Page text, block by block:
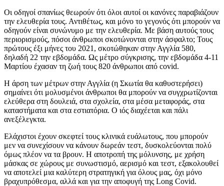
Οι οδηγοί σπανίως θεωρούν ότι όλοι αυτοί οι κανόνες παραβιάζουν
την ελευθερία τους. Αντιθέτως, και μόνο το γεγονός ότι μπορούν να
οδηγούν είναι συνώνυμο με την ελευθερία. Με βάση αυτούς τους
περιορισμούς, πόσοι άνθρωποι σκοτώνονται στην άσφαλτο; Τους
πρώτους έξι μήνες του 2021, σκοτώθηκαν στην Αγγλία 580,
δηλαδή 22 την εβδομάδα. Ως μέτρο σύγκρισης, την εβδομάδα 4-11
Μαρτίου έχασαν τη ζωή τους 820 άνθρωποι από covid.
Η άρση των μέτρων στην Αγγλία (η Σκωτία θα καθυστερήσει)
σημαίνει ότι μολυσμένοι άνθρωποι θα μπορούν να συγχρωτίζονται
ελεύθερα στη δουλειά, στα σχολεία, στα μέσα μεταφοράς, στα
καταστήματα και στα εστιατόρια. Ο ιός διαχέεται και πάλι
ανεξέλεγκτα.
Ελάχιστοι έχουν σκεφτεί τους κλινικά ευάλωτους, που μπορούν
μεν να συνεχίσουν να κάνουν δωρεάν τεστ, δυσκολεύονται πολύ
όμως πλέον να τα βρουν. Η αποτροπή της μόλυνσης, με χρήση
μάσκας σε χώρους με συνωστισμό, αερισμό και τεστ, εξακολουθεί
να αποτελεί μια καλύτερη στρατηγική για όλους μας, όχι μόνο
βραχυπρόθεσμα, αλλά και για την αποφυγή της Long Covid.